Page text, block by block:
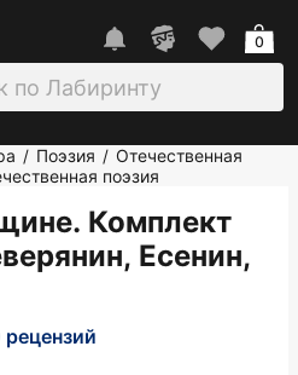
0
/ Поэзия / Отечественная
поэзия
Комплект
Есенин,